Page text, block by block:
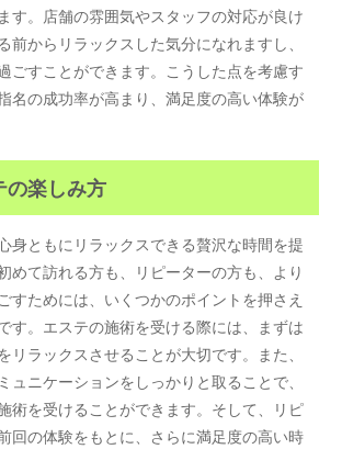
す。店舗の雰囲気やスタッフの対応が良け
前からリラックスした気分になれますし、
ごすことができます。こうした点を考慮す
名の成功率が高まり、満足度の高い体験が
の楽しみ方
身ともにリラックスできる贅沢な時間を提
めて訪れる方も、リピーターの方も、より
すためには、いくつかのポイントを押さえ
す。エステの施術を受ける際には、まずは
リラックスさせることが大切です。また、
ュニケーションをしっかりと取ることで、
術を受けることができます。そして、リピ
回の体験をもとに、さらに満足度の高い時